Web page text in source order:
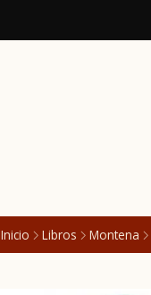
Inicio Libros Montena